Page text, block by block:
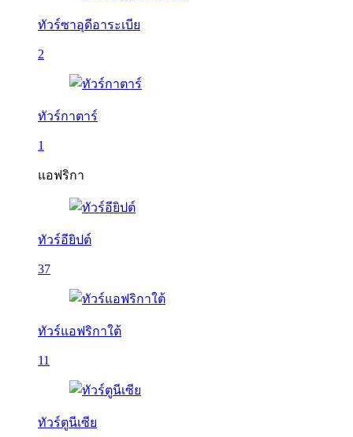
ทัวร์ซาอุดีอาระเบีย
2
ทัวร์กาตาร์
1
แอฟริกา
ทัวร์อียิปต์
37
ทัวร์แอฟริกาใต้
11
ทัวร์ตูนีเซีย